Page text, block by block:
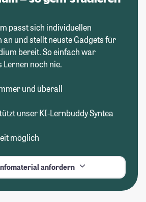
passt sich individuellen
und stellt neuste Gadgets für
bereit. So einfach war
noch nie.
und überall
unser KI-Lernbuddy Syntea
möglich
anfordern